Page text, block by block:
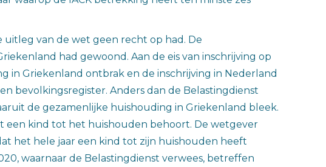
van de wet geen recht op had. De
had gewoond. Aan de eis van inschrijving op
in Griekenland ontbrak en de inschrijving in Nederland
bevolkingsregister. Anders dan de Belastingdienst
de gezamenlijke huishouding in Griekenland bleek.
een kind tot het huishouden behoort. De wetgever
het hele jaar een kind tot zijn huishouden heeft
waarnaar de Belastingdienst verwees, betreffen